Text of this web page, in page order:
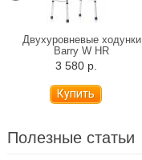
Двухуровневые ходунки
Barry W HR
3 580 р.
Полезные статьи